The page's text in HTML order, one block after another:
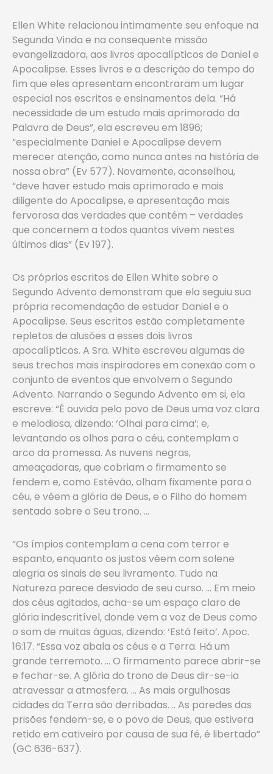
Ellen White relacionou intimamente seu enfoque na
Segunda Vinda e na consequente missão
evangelizadora, aos livros apocalípticos de Daniel e
Apocalipse. Esses livros e a descrição do tempo do
fim que eles apresentam encontraram um lugar
especial nos escritos e ensinamentos dela. “Há
necessidade de um estudo mais aprimorado da
Palavra de Deus”, ela escreveu em 1896;
“especialmente Daniel e Apocalipse devem
merecer atenção, como nunca antes na história de
nossa obra” (Ev 577). Novamente, aconselhou,
“deve haver estudo mais aprimorado e mais
diligente do Apocalipse, e apresentação mais
fervorosa das verdades que contém – verdades
que concernem a todos quantos vivem nestes
últimos dias” (Ev 197).
Os próprios escritos de Ellen White sobre o
Segundo Advento demonstram que ela seguiu sua
própria recomendação de estudar Daniel e o
Apocalipse. Seus escritos estão completamente
repletos de alusões a esses dois livros
apocalípticos. A Sra. White escreveu algumas de
seus trechos mais inspiradores em conexão com o
conjunto de eventos que envolvem o Segundo
Advento. Narrando o Segundo Advento em si, ela
escreve: “É ouvida pelo povo de Deus uma voz clara
e melodiosa, dizendo: ‘Olhai para cima’; e,
levantando os olhos para o céu, contemplam o
arco da promessa. As nuvens negras,
ameaçadoras, que cobriam o firmamento se
fendem e, como Estêvão, olham fixamente para o
céu, e vêem a glória de Deus, e o Filho do homem
sentado sobre o Seu trono. …
“Os ímpios contemplam a cena com terror e
espanto, enquanto os justos vêem com solene
alegria os sinais de seu livramento. Tudo na
Natureza parece desviado de seu curso. … Em meio
dos céus agitados, acha-se um espaço claro de
glória indescritível, donde vem a voz de Deus como
o som de muitas águas, dizendo: ‘Está feito’. Apoc.
16:17. “Essa voz abala os céus e a Terra. Há um
grande terremoto. … O firmamento parece abrir-se
e fechar-se. A glória do trono de Deus dir-se-ia
atravessar a atmosfera. … As mais orgulhosas
cidades da Terra são derribadas. .. As paredes das
prisões fendem-se, e o povo de Deus, que estivera
retido em cativeiro por causa de sua fé, é libertado”
(GC 636-637).